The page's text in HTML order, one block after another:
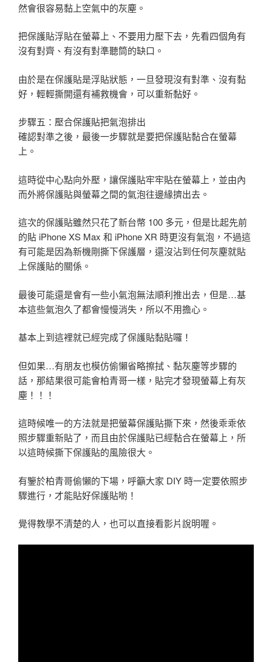
然會很容易黏上空氣中的灰塵。
把保護貼浮貼在螢幕上、不要用力壓下去，先看四個角有
沒有對齊、有沒有對準聽筒的缺口。
由於是在保護貼是浮貼狀態，一旦發現沒有對準、沒有黏
好，輕輕撕開還有補救機會，可以重新黏好。
步驟五：壓合保護貼把氣泡排出
確認對準之後，最後一步驟就是要把保護貼黏合在螢幕
上。
這時從中心點向外壓，讓保護貼牢牢貼在螢幕上，並由內
而外將保護貼與螢幕之間的氣泡往邊緣擠出去。
這次的保護貼雖然只花了新台幣 100 多元，但是比起先前
的貼 iPhone XS Max 和 iPhone XR 時更沒有氣泡，不過這
有可能是因為新機剛撕下保護層，還沒沾到任何灰塵就貼
上保護貼的關係。
最後可能還是會有一些小氣泡無法順利推出去，但是…基
本這些氣泡久了都會慢慢消失，所以不用擔心。
基本上到這裡就已經完成了保護貼黏貼囉！
但如果…有朋友也模仿偷懶省略擦拭、黏灰塵等步驟的
話，那結果很可能會柏青哥一樣，貼完才發現螢幕上有灰
塵！！！
這時候唯一的方法就是把螢幕保護貼撕下來，然後乖乖依
照步驟重新貼了，而且由於保護貼已經黏合在螢幕上，所
以這時候撕下保護貼的風險很大。
有鑒於柏青哥偷懶的下場，呼籲大家 DIY 時一定要依照步
驟進行，才能貼好保護貼喲！
覺得教學不清楚的人，也可以直接看影片說明喔。